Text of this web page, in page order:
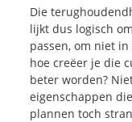
Die
lijkt dus logisch
passen, om niet
hoe creëer je die
beter worden?
eigenschappen
plannen toch